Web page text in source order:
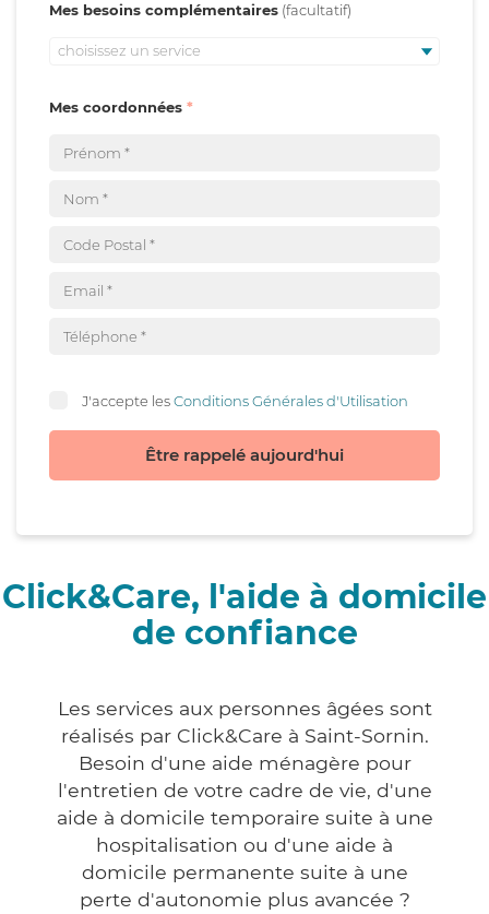
Mes besoins complémentaires
choisissez un service
Mes coordonnées
J'accepte lesConditions Générales d'Utilisation
Être rappelé aujourd'hui
Click&Care, l'aide à domicile
de confiance
Les services aux personnes âgées sont
réalisés par Click&Care à Saint-Sornin.
Besoin d'une aide ménagère pour
l'entretien de votre cadre de vie, d'une
aide à domicile temporaire suite à une
hospitalisation ou d'une aide à
domicile permanente suite à une
perte d'autonomie plus avancée ?